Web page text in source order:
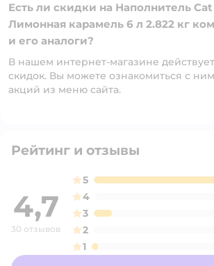
Есть ли скидки на Наполнитель
Лимонная карамель 6 л 2.822 кг
и его аналоги?
В нашем интернет-магазине
скидок. Вы можете ознакомиться с
акций из меню сайта.
Рейтинг и отзывы
4,7
30 отзывов
5
4
3
2
1